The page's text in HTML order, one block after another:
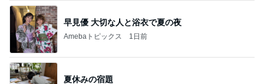
早見優 大切な人と浴衣で夏の夜
Amebaトピックス 1日前
夏休みの宿題